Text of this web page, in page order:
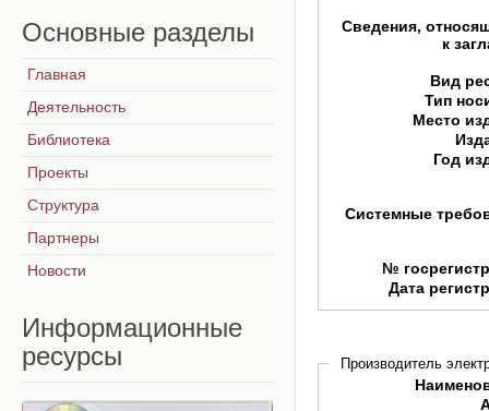
Сведения,
к
Вид
Тип
Место
Год
Системные
№
Дата
Производитель
Основные разделы
Главная
Деятельность
Библиотека
Проекты
Структура
Партнеры
Новости
Информационные
ресурсы